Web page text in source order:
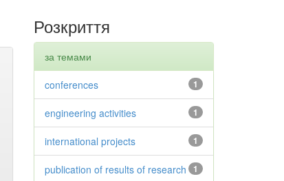
Розкриття
за темами
1
conferences
1
engineering activities
1
international projects
1
publication of results of research